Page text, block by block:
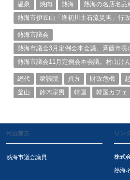
温泉
焼肉 熱海
熱海の名店名品
熱海市伊豆山「逢初川土石流災害」行
熱海市議会
熱海市議会3月定例会本会議。斉藤市長
熱海市議会11月定例会本会議。村山け
網代
衆議院 貞方 財政危機
釜山
鈴木宗男 韓国 韓国カフェ
村山憲三
熱海市議会議員
リンク
株式
熱海